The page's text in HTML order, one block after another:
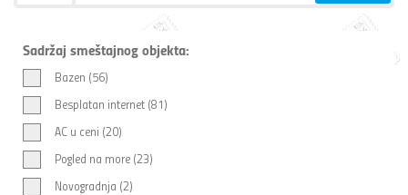
Sadržaj smeštajnog objekta:
Bazen (56)
Besplatan internet (81)
AC u ceni (20)
Pogled na more (23)
Novogradnja (2)